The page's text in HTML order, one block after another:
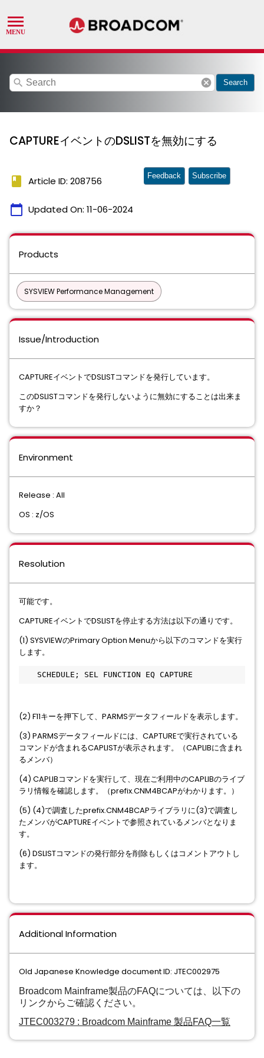
search cancel Search
CAPTUREイベントのDSLISTを無効にする
book Article ID: 208756
calendar_today Updated On: 11-06-2024
Feedback Subscribe
Products
SYSVIEW Performance Management
Issue/Introduction
CAPTUREイベントでDSLISTコマンドを発行しています。
このDSLISTコマンドを発行しないように無効にすることは出来ま
すか？
Environment
Release : All
OS : z/OS
Resolution
可能です。
CAPTUREイベントでDSLISTを停止する方法は以下の通りです。
(1) SYSVIEWのPrimary Option Menuから以下のコマンドを実行
します。
SCHEDULE; SEL FUNCTION EQ CAPTURE
(2) F11キーを押下して、PARMSデータフィールドを表示します。
(3) PARMSデータフィールドには、CAPTUREで実行されている
コマンドが含まれるCAPLISTが表示されます。（CAPLIBに含まれ
るメンバ）
(4) CAPLIBコマンドを実行して、現在ご利用中のCAPLIBのライブ
ラリ情報を確認します。（prefix.CNM4BCAPがわかります。）
(5) (4)で調査したprefix.CNM4BCAPライブラリに(3)で調査し
たメンバがCAPTUREイベントで参照されているメンバとなりま
す。
(6) DSLISTコマンドの発行部分を削除もしくはコメントアウトし
ます。
Additional Information
Old Japanese Knowledge document ID: JTEC002975
Broadcom Mainframe製品のFAQについては、以下の
リンクからご確認ください。
JTEC003279 : Broadcom Mainframe 製品FAQ⼀覧